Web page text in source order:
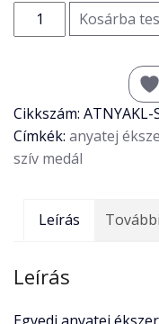
Mini
szív
Kosárba
Cikkszám: ATNYAKL-
Címkék: anyatej
szív medál
Leírás
Leírás